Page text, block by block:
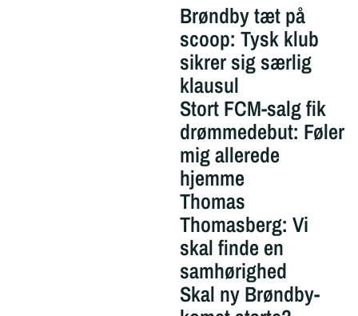
Brøndby tæt på
scoop: Tysk klub
sikrer sig særlig
klausul
Stort FCM-salg fik
drømmedebut: Føler
mig allerede
hjemme
Thomas
Thomasberg: Vi
skal finde en
samhørighed
Skal ny Brøndby-